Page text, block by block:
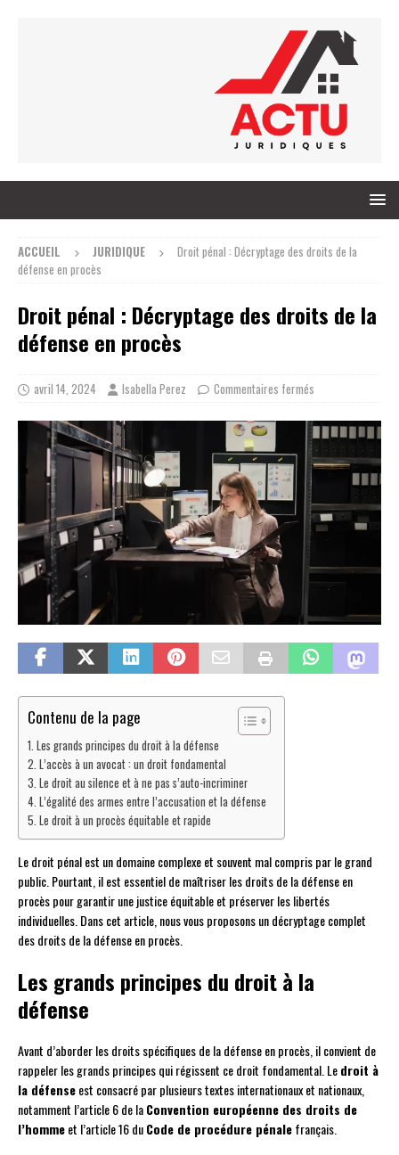
ACCUEIL JURIDIQUE
Droit pénal : Décryptage des droits de la
défense en procès
Droit pénal : Décryptage des droits de la
défense en procès
avril 14, 2024 Isabella Perez Commentaires fermés
Contenu de la page
Les grands principes du droit à la défense
L’accès à un avocat : un droit fondamental
Le droit au silence et à ne pas s’auto-incriminer
L’égalité des armes entre l’accusation et la défense
Le droit à un procès équitable et rapide
Le droit pénal est un domaine complexe et souvent mal compris par le grand
public. Pourtant, il est essentiel de maîtriser les droits de la défense en
procès pour garantir une justice équitable et préserver les libertés
individuelles. Dans cet article, nous vous proposons un décryptage complet
des droits de la défense en procès.
Les grands principes du droit à la
défense
Avant d’aborder les droits spécifiques de la défense en procès, il convient de
rappeler les grands principes qui régissent ce droit fondamental. Ledroit à
la défenseest consacré par plusieurs textes internationaux et nationaux,
notamment l’article 6 de laConvention européenne des droits de
l’hommeet l’article 16 duCode de procédure pénalefrançais.